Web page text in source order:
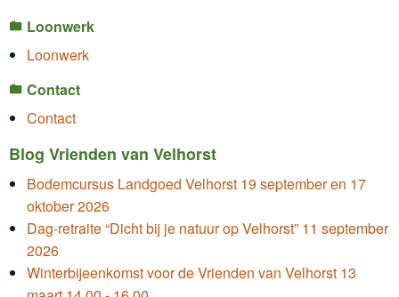
Loonwerk
Loonwerk
Contact
Contact
Blog Vrienden van Velhorst
Bodemcursus Landgoed Velhorst 19 september en 17
oktober 2026
Dag-retraite “Dicht bij je natuur op Velhorst” 11 september
2026
Winterbijeenkomst voor de Vrienden van Velhorst 13